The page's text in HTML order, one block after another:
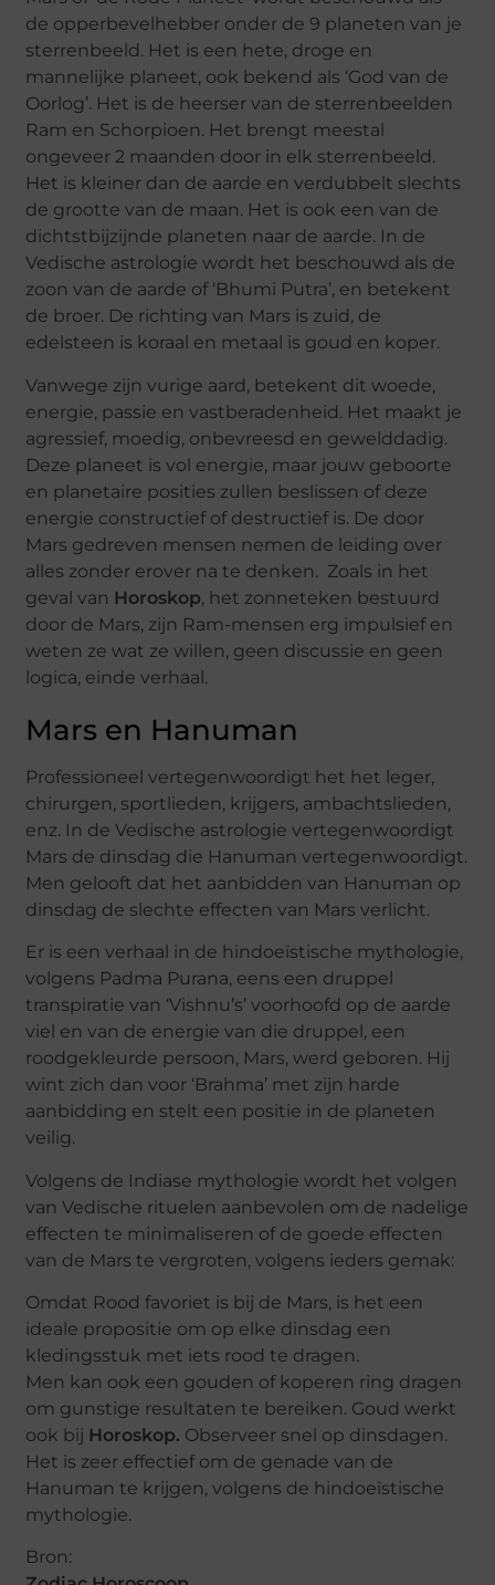
de opperbevelhebber onder de 9 planeten van je
sterrenbeeld. Het is een hete, droge en
mannelijke planeet, ook bekend als ‘God van de
Oorlog’. Het is de heerser van de sterrenbeelden
Ram en Schorpioen. Het brengt meestal
ongeveer 2 maanden door in elk sterrenbeeld.
Het is kleiner dan de aarde en verdubbelt slechts
de grootte van de maan. Het is ook een van de
dichtstbijzijnde planeten naar de aarde. In de
Vedische astrologie wordt het beschouwd als de
zoon van de aarde of ‘Bhumi Putra’, en betekent
de broer. De richting van Mars is zuid, de
edelsteen is koraal en metaal is goud en koper.
Vanwege zijn vurige aard, betekent dit woede,
energie, passie en vastberadenheid. Het maakt je
agressief, moedig, onbevreesd en gewelddadig.
Deze planeet is vol energie, maar jouw geboorte
en planetaire posities zullen beslissen of deze
energie constructief of destructief is. De door
Mars gedreven mensen nemen de leiding over
alles zonder erover na te denken. Zoals in het
geval van Horoskop, het zonneteken bestuurd
door de Mars, zijn Ram-mensen erg impulsief en
weten ze wat ze willen, geen discussie en geen
logica, einde verhaal.
Mars en Hanuman
Professioneel vertegenwoordigt het het leger,
chirurgen, sportlieden, krijgers, ambachtslieden,
enz. In de Vedische astrologie vertegenwoordigt
Mars de dinsdag die Hanuman vertegenwoordigt.
Men gelooft dat het aanbidden van Hanuman op
dinsdag de slechte effecten van Mars verlicht.
Er is een verhaal in de hindoeïstische mythologie,
volgens Padma Purana, eens een druppel
transpiratie van ‘Vishnu’s’ voorhoofd op de aarde
viel en van de energie van die druppel, een
roodgekleurde persoon, Mars, werd geboren. Hij
wint zich dan voor ‘Brahma’ met zijn harde
aanbidding en stelt een positie in de planeten
veilig.
Volgens de Indiase mythologie wordt het volgen
van Vedische rituelen aanbevolen om de nadelige
effecten te minimaliseren of de goede effecten
van de Mars te vergroten, volgens ieders gemak:
Omdat Rood favoriet is bij de Mars, is het een
ideale propositie om op elke dinsdag een
kledingsstuk met iets rood te dragen.
Men kan ook een gouden of koperen ring dragen
om gunstige resultaten te bereiken. Goud werkt
ook bij Horoskop. Observeer snel op dinsdagen.
Het is zeer effectief om de genade van de
Hanuman te krijgen, volgens de hindoeïstische
mythologie.
Bron: